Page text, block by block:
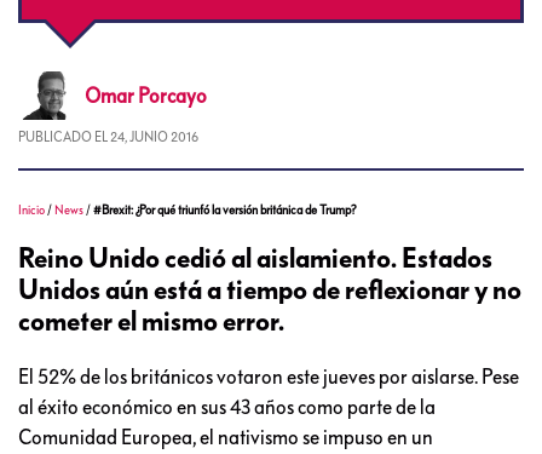
Omar Porcayo
PUBLICADO EL 24, JUNIO 2016
Inicio / News /#Brexit: ¿Por qué triunfó la versión británica de Trump?
Reino Unido cedió al aislamiento. Estados
Unidos aún está a tiempo de reflexionar y no
cometer el mismo error.
El 52% de los británicos votaron este jueves por aislarse. Pese
al éxito económico en sus 43 años como parte de la
Comunidad Europea, el nativismo se impuso en un